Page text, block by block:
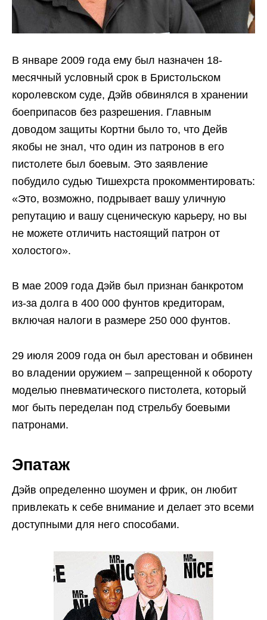
В январе 2009 года ему был назначен 18-
месячный условный срок в Бристольском
королевском суде, Дэйв обвинялся в хранении
боеприпасов без разрешения. Главным
доводом защиты Кортни было то, что Дейв
якобы не знал, что один из патронов в его
пистолете был боевым. Это заявление
побудило судью Тишехрста прокомментировать:
«Это, возможно, подрывает вашу уличную
репутацию и вашу сценическую карьеру, но вы
не можете отличить настоящий патрон от
холостого».
В мае 2009 года Дэйв был признан банкротом
из-за долга в 400 000 фунтов кредиторам,
включая налоги в размере 250 000 фунтов.
29 июля 2009 года он был арестован и обвинен
во владении оружием – запрещенной к обороту
моделью пневматического пистолета, который
мог быть переделан под стрельбу боевыми
патронами.
Эпатаж
Дэйв определенно шоумен и фрик, он любит
привлекать к себе внимание и делает это всеми
доступными для него способами.